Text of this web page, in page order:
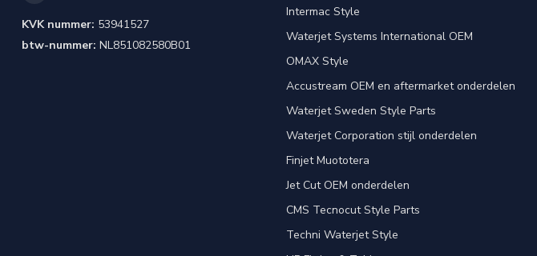
KVK nummer: 53941527
btw-nummer: NL851082580B01
Intermac Style
Waterjet Systems International OEM
OMAX Style
Accustream OEM en aftermarket onderdelen
Waterjet Sweden Style Parts
Waterjet Corporation stijl onderdelen
Finjet Muototera
Jet Cut OEM onderdelen
CMS Tecnocut Style Parts
Techni Waterjet Style